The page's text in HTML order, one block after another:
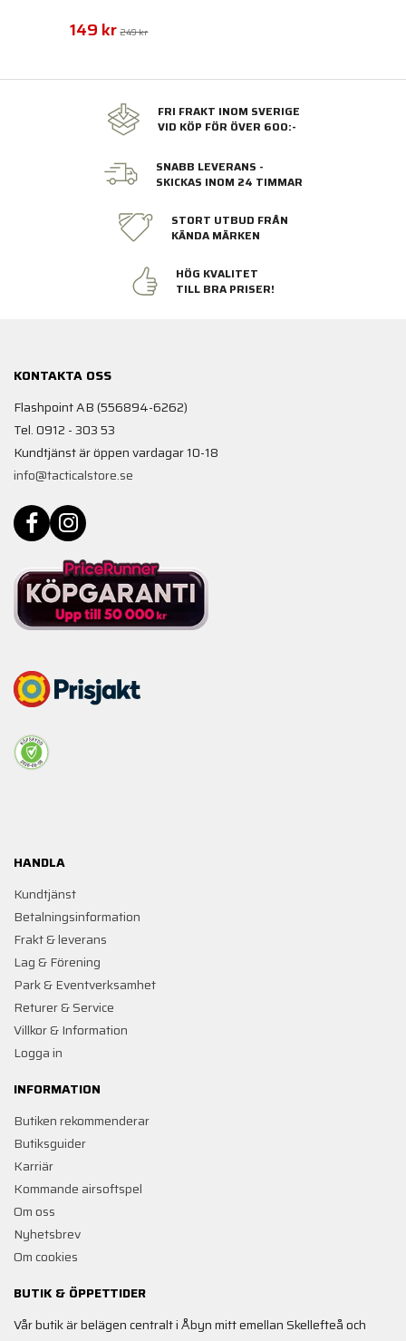
149 kr 249 kr
FRI FRAKT INOM SVERIGE
VID KÖP FÖR ÖVER 600:-
SNABB LEVERANS -
SKICKAS INOM 24 TIMMAR
STORT UTBUD FRÅN
KÄNDA MÄRKEN
HÖG KVALITET
TILL BRA PRISER!
KONTAKTA OSS
Flashpoint AB (556894-6262)
Tel. 0912 - 303 53
Kundtjänst är öppen vardagar 10-18
info@tacticalstore.se
HANDLA
Kundtjänst
Betalningsinformation
Frakt & leverans
Lag & Förening
Park & Eventverksamhet
Returer & Service
Villkor & Information
Logga in
INFORMATION
Butiken rekommenderar
Butiksguider
Karriär
Kommande airsoftspel
Om oss
Nyhetsbrev
Om cookies
BUTIK & ÖPPETTIDER
Vår butik är belägen centralt i Åbyn mitt emellan Skellefteå och